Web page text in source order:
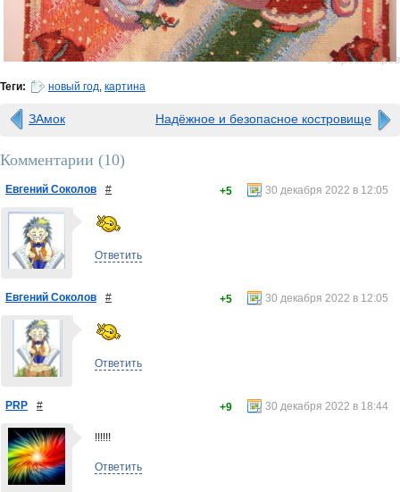
0 просмотров
Теги: новый год, картина
ЗАмок Надёжное и безопасное костровище
Комментарии (10)
Евгений Соколов # 30 декабря 2022 в 12:05
+5
Ответить
Евгений Соколов # 30 декабря 2022 в 12:05
+5
Ответить
PRP # 30 декабря 2022 в 18:44
+9
!!!!!!
Ответить